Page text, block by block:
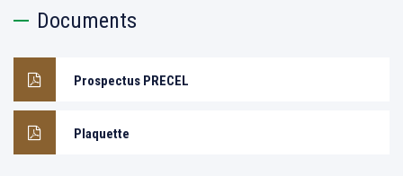
Documents
Prospectus PRECEL
Plaquette